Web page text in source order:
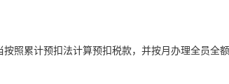
累计预扣法计算预扣税款，并按月办理全员全